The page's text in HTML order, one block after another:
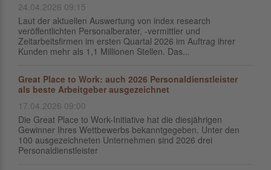
24.04.2026 09:15
Laut der aktuellen Auswertung von index research
veröffentlichten Personalberater, -vermittler und
Zeitarbeitsfirmen im ersten Quartal 2026 im Auftrag ihrer
Kunden mehr als 1,1 Millionen Stellen. Das...
Great Place to Work: auch 2026 Personaldienstleister
als beste Arbeitgeber ausgezeichnet
17.04.2026 09:00
Die Great Place to Work-Initiative hat die diesjährigen
Gewinner Ihres Wettbewerbs bekanntgegeben. Unter den
100 ausgezeichneten Unternehmen sind 2026 drei
Personaldienstleister